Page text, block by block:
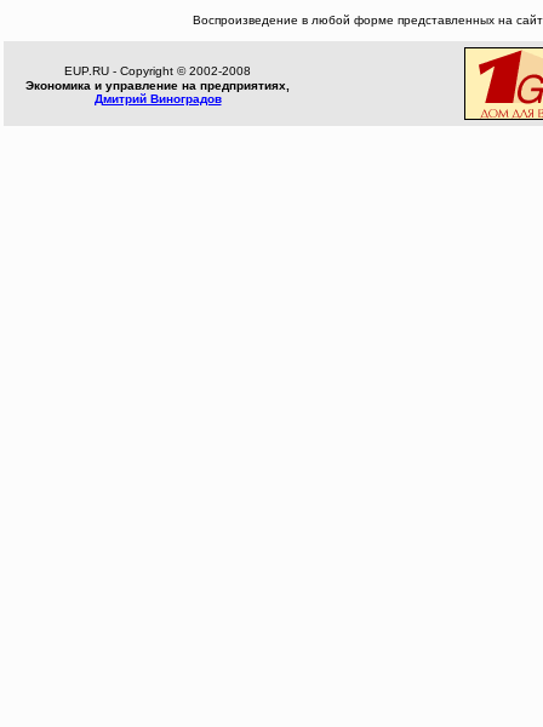
Воспроизведение в любой форме представленных на
EUP.RU - Copyright © 2002-2008
Экономика и управление на предприятиях,
Дмитрий Виноградов